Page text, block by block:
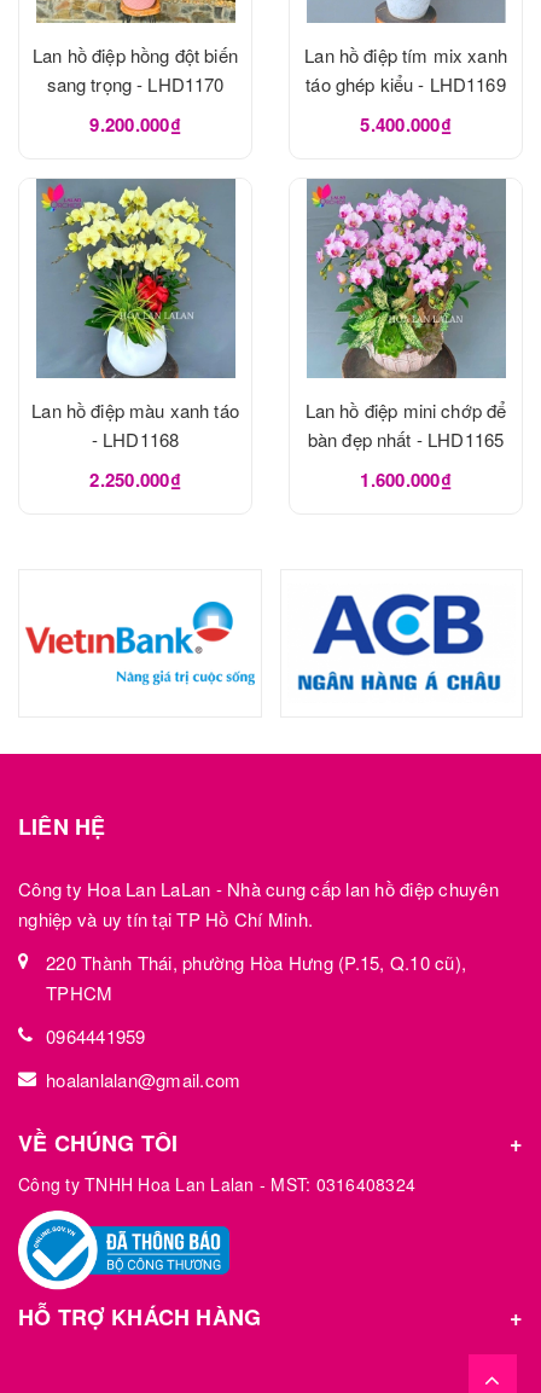
Lan hồ điệp hồng đột biến
sang trọng - LHD1170
9.200.000₫
Lan hồ điệp tím mix xanh
táo ghép kiểu - LHD1169
5.400.000₫
Lan hồ điệp màu xanh táo
- LHD1168
2.250.000₫
Lan hồ điệp mini chớp để
bàn đẹp nhất - LHD1165
1.600.000₫
LIÊN HỆ
Công ty Hoa Lan LaLan - Nhà cung cấp lan hồ điệp chuyên
nghiệp và uy tín tại TP Hồ Chí Minh.
220 Thành Thái, phường Hòa Hưng (P.15, Q.10 cũ),
TPHCM
0964441959
hoalanlalan@gmail.com
VỀ CHÚNG TÔI
Công ty TNHH Hoa Lan Lalan - MST: 0316408324
HỖ TRỢ KHÁCH HÀNG